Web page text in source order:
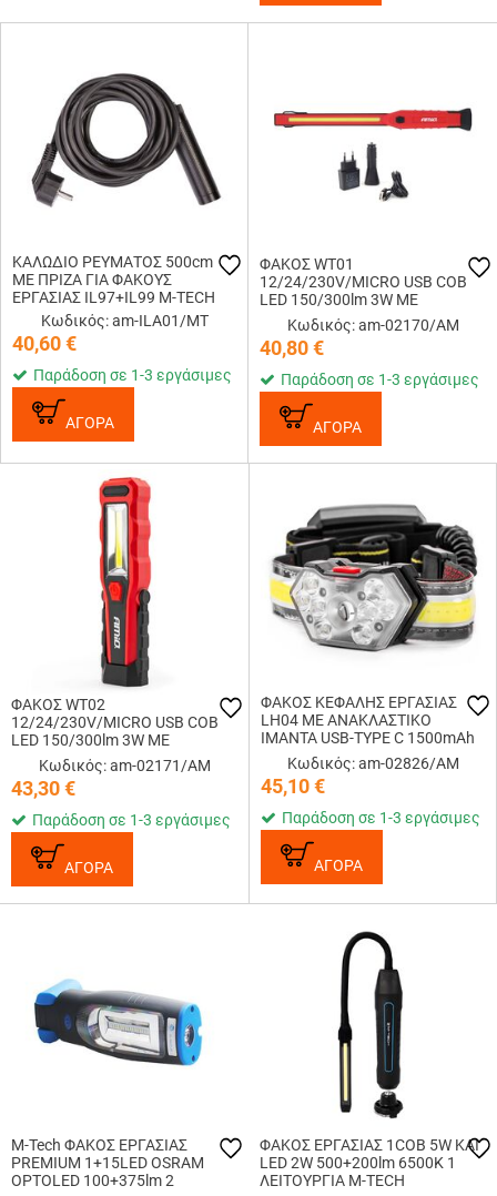
ΚΑΛΩΔΙΟ ΡΕΥΜΑΤΟΣ 500cm
ΜΕ ΠΡΙΖΑ ΓΙΑ ΦΑΚΟΥΣ
ΕΡΓΑΣΙΑΣ IL97+IL99 M-TECH
Κωδικός: am-ILA01/MT
40,60€
Παράδοση σε 1-3 εργάσιμες
ΑΓΟΡΑ
ΦΑΚΟΣ WT01
12/24/230V/MICRO USB COB
LED 150/300lm 3W ΜΕ
ΜΑΓΝΗΤΙΚΗ ΒΑΣΗ+ΓΑΝΤΖΟΣ
Κωδικός: am-02170/AM
40,80€
Παράδοση σε 1-3 εργάσιμες
ΑΓΟΡΑ
ΦΑΚΟΣ WT02
12/24/230V/MICRO USB COB
LED 150/300lm 3W ΜΕ
ΜΑΓΝΗΤΙΚΗ ΒΑΣΗ+ΓΑΝΤΖΟΣ
Κωδικός: am-02171/AM
43,30€
Παράδοση σε 1-3 εργάσιμες
ΑΓΟΡΑ
ΦΑΚΟΣ ΚΕΦΑΛΗΣ ΕΡΓΑΣΙΑΣ
LH04 ΜΕ ΑΝΑΚΛΑΣΤΙΚΟ
ΙΜΑΝΤΑ USB-TYPE C 1500mAh
XT+3030+COB LED 180FLUX
Κωδικός: am-02826/AM
45,10€
Παράδοση σε 1-3 εργάσιμες
ΑΓΟΡΑ
M-Tech ΦΑΚΟΣ ΕΡΓΑΣΙΑΣ
PREMIUM 1+15LED OSRAM
OPTOLED 100+375lm 2
ΦΑΚΟΣ ΕΡΓΑΣΙΑΣ 1COB 5W ΚΑΙ
LED 2W 500+200lm 6500K 1
ΛΕΙΤΟΥΡΓΙΑ M-TECH